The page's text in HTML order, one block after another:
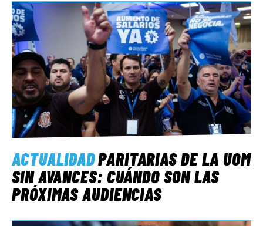
ACTUALIDADPARITARIAS DE LA UOM
SIN AVANCES: CUÁNDO SON LAS
PRÓXIMAS AUDIENCIAS